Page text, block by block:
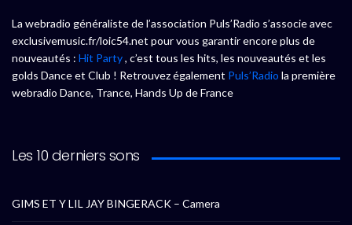
La webradio généraliste de l’association Puls’Radio s’associe avec
exclusivemusic.fr/loic54.net pour vous garantir encore plus de
nouveautés : Hit Party, c’est tous les hits, les nouveautés et les
golds Dance et Club ! Retrouvez également Puls’Radio la première
webradio Dance, Trance, Hands Up de France
Les 10 derniers sons
GIMS ET Y LIL JAY BINGERACK – Camera